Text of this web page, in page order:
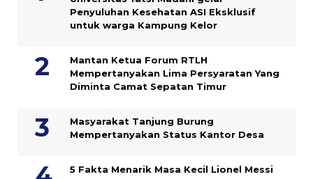
Penyuluhan Kesehatan ASI Eksklusif
untuk warga Kampung ‎Kelor
Mantan Ketua Forum RTLH
Mempertanyakan Lima Persyaratan Yang
Diminta Camat Sepatan Timur
Masyarakat Tanjung Burung
Mempertanyakan Status Kantor Desa
5 Fakta Menarik Masa Kecil Lionel Messi